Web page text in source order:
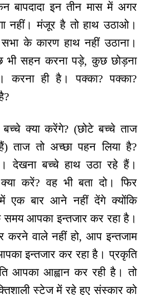
बापदादा इन तीन मास में अगर
नहीं। मंजूर है तो हाथ उठाओ।
के कारण हाथ नहीं उठाना।
भी सहन करना पड़े, कुछ छोड़ना
करना ही है। पक्का? पक्का?
क्या करेंगे? (छोटे बच्चे ताज
ताज तो अच्छा पहन लिया है?
देखना बच्चे हाथ उठा रहे हैं।
करें? वह भी बता दो। फिर
में एक बार आने नहीं देंगे क्योंकि
समय आपका इन्तजार कर रहा है।
करने वाले नहीं हो, आप इन्तजाम
इन्तजार कर रहा है। प्रकृति
आपका आह्वान कर रही है। तो
स्टेज में रहे हुए संस्कार को